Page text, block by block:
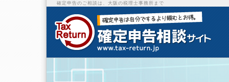
確定申告のご相談は、大阪の税理士事務所まで